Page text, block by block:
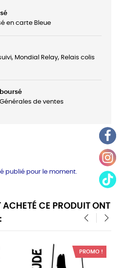
en carte Bleue
Mondial Relay, Relais colis
de ventes
publié pour le moment.
ACHETÉ CE PRODUIT ONT
PROMO !